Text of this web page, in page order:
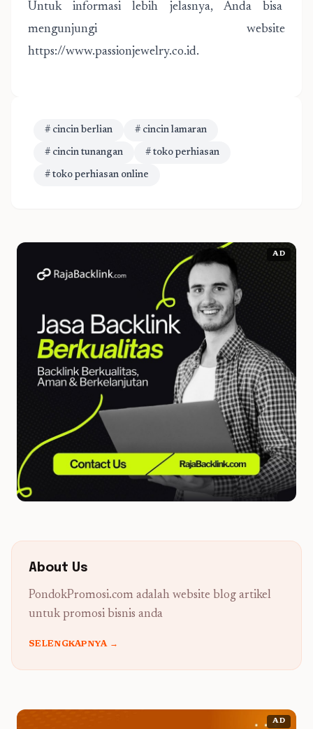
Untuk informasi lebih jelasnya, Anda bisa
mengunjungi website
https://www.passionjewelry.co.id.
# cincin berlian # cincin lamaran
# cincin tunangan # toko perhiasan
# toko perhiasan online
AD
About Us
PondokPromosi.com adalah website blog artikel
untuk promosi bisnis anda
SELENGKAPNYA →
AD